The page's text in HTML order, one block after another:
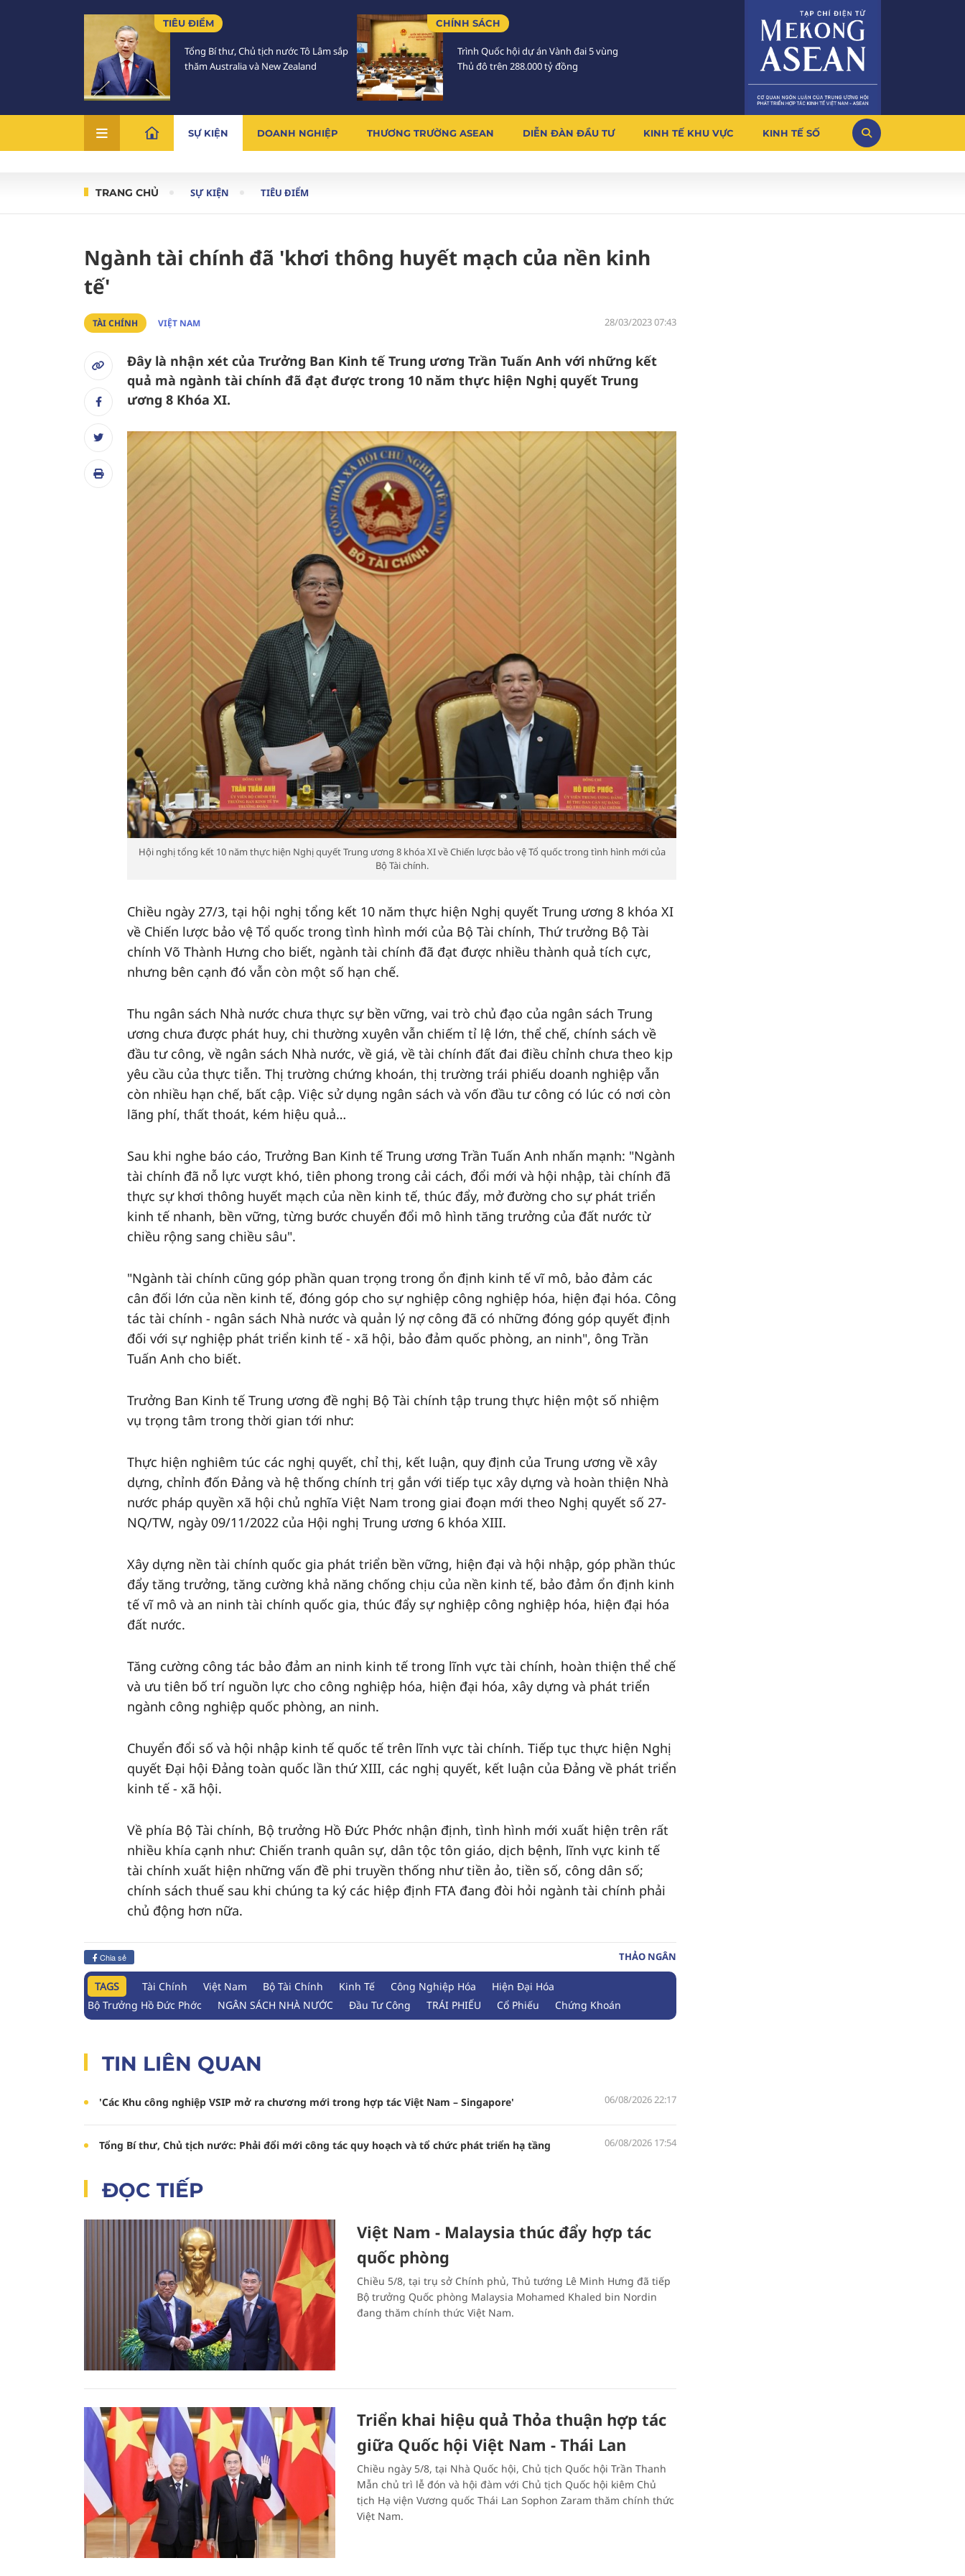
TIÊU ĐIỂM
Tổng Bí thư, Chủ tịch nước Tô Lâm sắp
thăm Australia và New Zealand
CHÍNH SÁCH
Trình Quốc hội dự án Vành đai 5 vùng
Thủ đô trên 288.000 tỷ đồng
SỰ KIỆN DOANH NGHIỆP THƯƠNG TRƯỜNG ASEAN DIỄN ĐÀN ĐẦU TƯ KINH TẾ KHU VỰC KINH TẾ SỐ
TRANG CHỦ SỰ KIỆN TIÊU ĐIỂM
Ngành tài chính đã 'khơi thông huyết mạch của nền kinh
tế'
TÀI CHÍNH VIỆT NAM 28/03/2023 07:43
Đây là nhận xét của Trưởng Ban Kinh tế Trung ương Trần Tuấn Anh với những kết
quả mà ngành tài chính đã đạt được trong 10 năm thực hiện Nghị quyết Trung
ương 8 Khóa XI.
Hội nghị tổng kết 10 năm thực hiện Nghị quyết Trung ương 8 khóa XI về Chiến lược bảo vệ Tổ quốc trong tình hình mới của
Bộ Tài chính.
Chiều ngày 27/3, tại hội nghị tổng kết 10 năm thực hiện Nghị quyết Trung ương 8 khóa XI
về Chiến lược bảo vệ Tổ quốc trong tình hình mới của Bộ Tài chính, Thứ trưởng Bộ Tài
chính Võ Thành Hưng cho biết, ngành tài chính đã đạt được nhiều thành quả tích cực,
nhưng bên cạnh đó vẫn còn một số hạn chế.
Thu ngân sách Nhà nước chưa thực sự bền vững, vai trò chủ đạo của ngân sách Trung
ương chưa được phát huy, chi thường xuyên vẫn chiếm tỉ lệ lớn, thể chế, chính sách về
đầu tư công, về ngân sách Nhà nước, về giá, về tài chính đất đai điều chỉnh chưa theo kịp
yêu cầu của thực tiễn. Thị trường chứng khoán, thị trường trái phiếu doanh nghiệp vẫn
còn nhiều hạn chế, bất cập. Việc sử dụng ngân sách và vốn đầu tư công có lúc có nơi còn
lãng phí, thất thoát, kém hiệu quả…
Sau khi nghe báo cáo, Trưởng Ban Kinh tế Trung ương Trần Tuấn Anh nhấn mạnh: "Ngành
tài chính đã nỗ lực vượt khó, tiên phong trong cải cách, đổi mới và hội nhập, tài chính đã
thực sự khơi thông huyết mạch của nền kinh tế, thúc đẩy, mở đường cho sự phát triển
kinh tế nhanh, bền vững, từng bước chuyển đổi mô hình tăng trưởng của đất nước từ
chiều rộng sang chiều sâu".
"Ngành tài chính cũng góp phần quan trọng trong ổn định kinh tế vĩ mô, bảo đảm các
cân đối lớn của nền kinh tế, đóng góp cho sự nghiệp công nghiệp hóa, hiện đại hóa. Công
tác tài chính - ngân sách Nhà nước và quản lý nợ công đã có những đóng góp quyết định
đối với sự nghiệp phát triển kinh tế - xã hội, bảo đảm quốc phòng, an ninh", ông Trần
Tuấn Anh cho biết.
Trưởng Ban Kinh tế Trung ương đề nghị Bộ Tài chính tập trung thực hiện một số nhiệm
vụ trọng tâm trong thời gian tới như:
Thực hiện nghiêm túc các nghị quyết, chỉ thị, kết luận, quy định của Trung ương về xây
dựng, chỉnh đốn Đảng và hệ thống chính trị gắn với tiếp tục xây dựng và hoàn thiện Nhà
nước pháp quyền xã hội chủ nghĩa Việt Nam trong giai đoạn mới theo Nghị quyết số 27-
NQ/TW, ngày 09/11/2022 của Hội nghị Trung ương 6 khóa XIII.
Xây dựng nền tài chính quốc gia phát triển bền vững, hiện đại và hội nhập, góp phần thúc
đẩy tăng trưởng, tăng cường khả năng chống chịu của nền kinh tế, bảo đảm ổn định kinh
tế vĩ mô và an ninh tài chính quốc gia, thúc đẩy sự nghiệp công nghiệp hóa, hiện đại hóa
đất nước.
Tăng cường công tác bảo đảm an ninh kinh tế trong lĩnh vực tài chính, hoàn thiện thể chế
và ưu tiên bố trí nguồn lực cho công nghiệp hóa, hiện đại hóa, xây dựng và phát triển
ngành công nghiệp quốc phòng, an ninh.
Chuyển đổi số và hội nhập kinh tế quốc tế trên lĩnh vực tài chính. Tiếp tục thực hiện Nghị
quyết Đại hội Đảng toàn quốc lần thứ XIII, các nghị quyết, kết luận của Đảng về phát triển
kinh tế - xã hội.
Về phía Bộ Tài chính, Bộ trưởng Hồ Đức Phớc nhận định, tình hình mới xuất hiện trên rất
nhiều khía cạnh như: Chiến tranh quân sự, dân tộc tôn giáo, dịch bệnh, lĩnh vực kinh tế
tài chính xuất hiện những vấn đề phi truyền thống như tiền ảo, tiền số, công dân số;
chính sách thuế sau khi chúng ta ký các hiệp định FTA đang đòi hỏi ngành tài chính phải
chủ động hơn nữa.
Chia sẻ THẢO NGÂN
TAGS Tài Chính Việt Nam Bộ Tài Chính Kinh Tế Công Nghiệp Hóa
Hiện Đại Hóa
Bộ Trưởng Hồ Đức Phớc
NGÂN SÁCH NHÀ NƯỚC Đầu Tư Công TRÁI PHIẾU Cổ Phiếu Chứng Khoán
TIN LIÊN QUAN
'Các Khu công nghiệp VSIP mở ra chương mới trong hợp tác Việt Nam – Singapore' 06/08/2026 22:17
Tổng Bí thư, Chủ tịch nước: Phải đổi mới công tác quy hoạch và tổ chức phát triển hạ tầng 06/08/2026 17:54
ĐỌC TIẾP
Việt Nam - Malaysia thúc đẩy hợp tác
quốc phòng
Chiều 5/8, tại trụ sở Chính phủ, Thủ tướng Lê Minh Hưng đã tiếp
Bộ trưởng Quốc phòng Malaysia Mohamed Khaled bin Nordin
đang thăm chính thức Việt Nam.
Triển khai hiệu quả Thỏa thuận hợp tác
giữa Quốc hội Việt Nam - Thái Lan
Chiều ngày 5/8, tại Nhà Quốc hội, Chủ tịch Quốc hội Trần Thanh
Mẫn chủ trì lễ đón và hội đàm với Chủ tịch Quốc hội kiêm Chủ
tịch Hạ viện Vương quốc Thái Lan Sophon Zaram thăm chính thức
Việt Nam.